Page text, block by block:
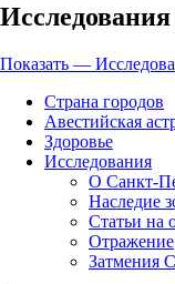
Исследования
Показать —
Страна городов
Авестийская
Здоровье
Исследования
О Санкт-
Наследие
Cтатьи на
Отражение
Затмения